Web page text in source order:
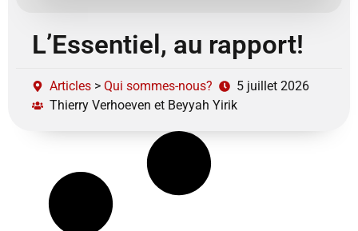
L’Essentiel, au rapport!
Articles > Qui sommes-nous?
5 juillet 2026
Thierry Verhoeven et Beyyah Yirik